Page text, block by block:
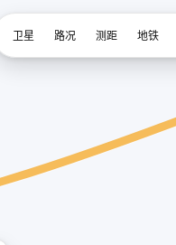
卫星 路况 测距 地铁